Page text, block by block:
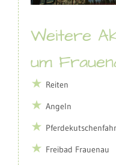
Weitere
um
Reiten
Angeln
Freibad Frauenau